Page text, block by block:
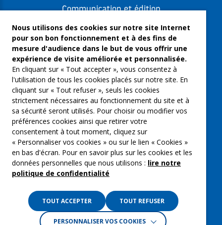
Communication et édition
Freelances et artistes-auteurs
Musique et spectacles
Qui sommes-nous ?
Groupe Emargence
C’moi le chef
Actualités
Contactez nous
Mentions légales
Gestion des cookies
Nous utilisons des cookies sur notre site Internet
pour son bon fonctionnement et à des fins de
mesure d'audience dans le but de vous offrir une
expérience de visite améliorée et personnalisée.
En cliquant sur « Tout accepter », vous consentez à
l'utilisation de tous les cookies placés sur notre site. En
cliquant sur « Tout refuser », seuls les cookies
strictement nécessaires au fonctionnement du site et à
sa sécurité seront utilisés. Pour choisir ou modifier vos
préférences cookies ainsi que retirer votre
consentement à tout moment, cliquez sur
« Personnaliser vos cookies » ou sur le lien « Cookies »
en bas d'écran. Pour en savoir plus sur les cookies et les
données personnelles que nous utilisons : lire notre
politique de confidentialité
TOUT ACCEPTER TOUT REFUSER
PERSONNALISER VOS COOKIES